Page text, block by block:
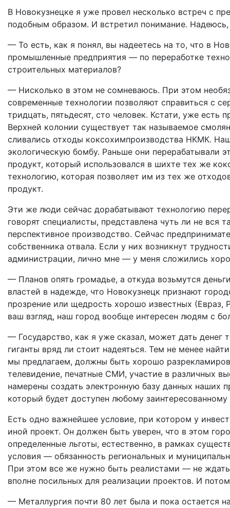
В Новокузнецке я уже провел несколько встреч с
подобным образом. И встретил понимание. Надеюсь,
— То есть, как я понял, вы надеетесь на то, что в
промышленные предприятия — по переработке
строительных материалов?
— Нисколько в этом не сомневаюсь. При этом
современные технологии позволяют справиться с
тридцать, пятьдесят, сто человек. Кстати, уже
Верхней колонии существует так называемое
сливались отходы коксохимпроизводства НКМК.
экологическую бомбу. Раньше они перерабатывали
продукт, который использовался в шихте тех же
технологию, которая позволяет им из тех же
продукт.
Эти же люди сейчас дорабатывают технологию
говорят специалисты, представлена чуть ли не
перспективное производство. Сейчас
собственника отвала. Если у них возникнут
администрации, лично мне — у меня сложились
— Планов опять громадье, а откуда возьмутся
властей в надежде, что Новокузнецк признают
прозрение или щедрость хорошо известных (Евраз,
ваш взгляд, наш город вообще интересен людям с
— Государство, как я уже сказал, может дать денег
гиганты вряд ли стоит надеяться. Тем не менее
мы предлагаем, должны быть хорошо
телевидение, печатные СМИ, участие в различных
намерены создать электронную базу данных наших
который будет доступен любому
Есть одно важнейшее условие, при котором у
иной проект. Он должен быть уверен, что в этом
определенные льготы, естественно, в рамках
условия — обязанность региональных и
При этом все же нужно быть реалистами — не
вполне посильных для реализации проектов. И
— Металлургия почти 80 лет была и пока остается